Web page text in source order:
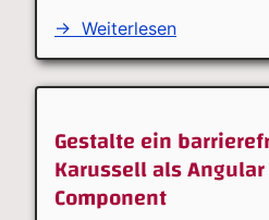
→ Weiterlesen
Gestalte ein
Karussell als
Component